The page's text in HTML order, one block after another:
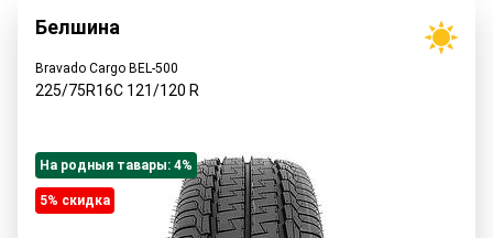
Белшина
Bravado Cargo BEL-500
225/75R16C 121/120 R
На родныя тавары: 4%
5% cкидка